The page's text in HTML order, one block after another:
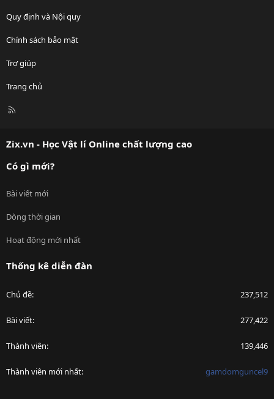
Quy định và Nội quy
Chính sách bảo mật
Trợ giúp
Trang chủ
R
Zix.vn - Học Vật lí Online chất lượng cao
Có gì mới?
Bài viết mới
Dòng thời gian
Hoạt động mới nhất
Thống kê diễn đàn
Chủ đề 237,512
Bài viết 277,422
Thành viên 139,446
Thành viên mới nhất gamdomguncel9